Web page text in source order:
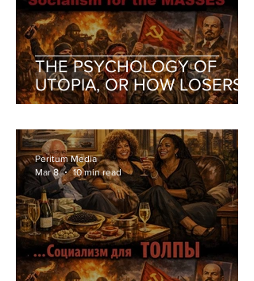
THE PSYCHOLOGY OF
UTOPIA, OR HOW LOSERS
FOUND THEMSELVES A
RELIGION
Peritum Media
Mar 8
10 min read